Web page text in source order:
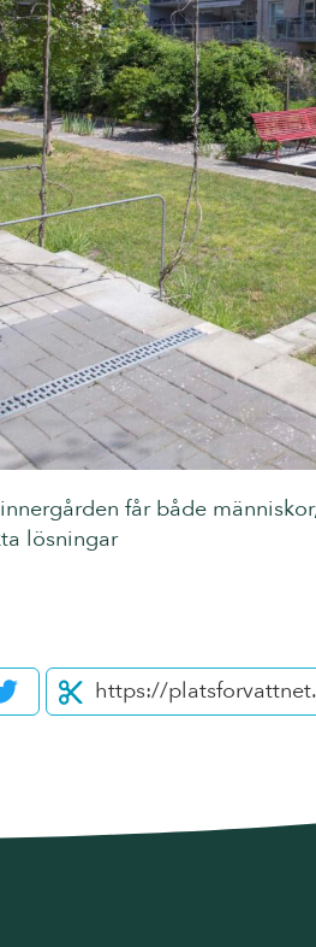
får både
lösningar
Twitter